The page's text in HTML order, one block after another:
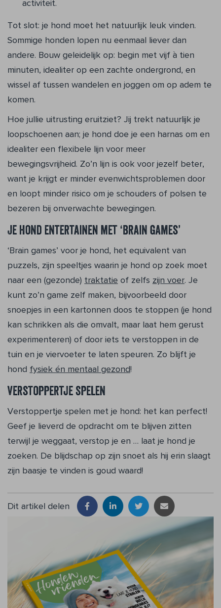
activiteit.
Tot slot: je hond moet het natuurlijk leuk vinden.
Sommige honden lopen nu eenmaal liever dan
andere. Bouw geleidelijk op: begin met vijf à tien
minuten, idealiter op een zachte ondergrond, en
wissel af tussen wandelen en joggen om op adem te
komen.
Hoe jullie uitrusting eruitziet? Jij trekt natuurlijk je
loopschoenen aan; je hond doe je een harnas om en
idealiter een flexibele lijn voor meer
bewegingsvrijheid. Zo’n lijn is ook voor jezelf beter,
want je krijgt er minder evenwichtsproblemen door
en loopt minder risico om je schouders of polsen te
bezeren bij onverwachte bewegingen.
Je hond entertainen met ‘brain games’
‘Brain games’ voor je hond, het equivalent van
puzzels, zijn speeltjes waarin je hond op zoek moet
naar een (gezonde) traktatie of zelfs zijn voer. Je
kunt zo’n game zelf maken, bijvoorbeeld door
snoepjes in een kartonnen doos te stoppen (je hond
kan schrikken als die omvalt, maar laat hem gerust
experimenteren) of door iets te verstoppen in de
tuin en je viervoeter te laten speuren. Zo blijft je
hond fysiek én mentaal gezond!
Verstoppertje spelen
Verstoppertje spelen met je hond: het kan perfect!
Geef je lieverd de opdracht om te blijven zitten
terwijl je weggaat, verstop je en … laat je hond je
zoeken. De blijdschap op zijn snoet als hij erin slaagt
zijn baasje te vinden is goud waard!
Dit artikel delen